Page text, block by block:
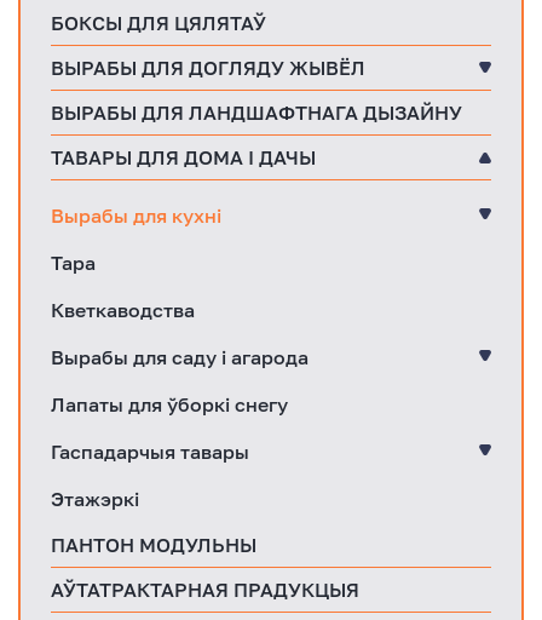
БОКСЫ ДЛЯ ЦЯЛЯТАЎ
ВЫРАБЫ ДЛЯ ДОГЛЯДУ ЖЫВЁЛ
ВЫРАБЫ ДЛЯ ЛАНДШАФТНАГА ДЫЗАЙНУ
ТАВАРЫ ДЛЯ ДОМА І ДАЧЫ
Вырабы для кухні
Тара
Кветкаводства
Вырабы для саду і агарода
Лапаты для ўборкі снегу
Гаспадарчыя тавары
Этажэркі
ПАНТОН МОДУЛЬНЫ
АЎТАТРАКТАРНАЯ ПРАДУКЦЫЯ